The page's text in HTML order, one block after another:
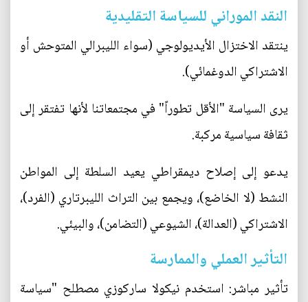
النقد الموراني للسياسة التقليدية
ينتقد الاختزال الأيديولوجي (سواء الليبرالي المتوحش أو
الاشتراكي الدوغمائي).
يرى السياسة "الأقل تطوراً" في مجتمعاتنا لأنها تفتقر إلى
ثقافة سياسية مركبة.
يدعو إلى إصلاح ديمقراطي يعيد السلطة إلى المواطن
النشط (لا الخاضع)، ويجمع بين التراث الليبرتاري (الفرد)،
الاشتراكي (العدالة)، الشيوعي (التضامن)، والبيئي.
التأثير العملي والممارسة
تأثير مباشر: استخدم نيكولا ساركوزي مصطلح "سياسة